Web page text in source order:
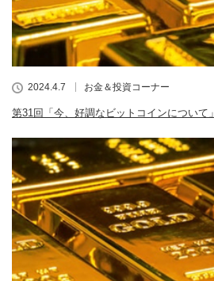
2024.4.7 お金＆投資コーナー
第31回「今、好調なビットコインについて」